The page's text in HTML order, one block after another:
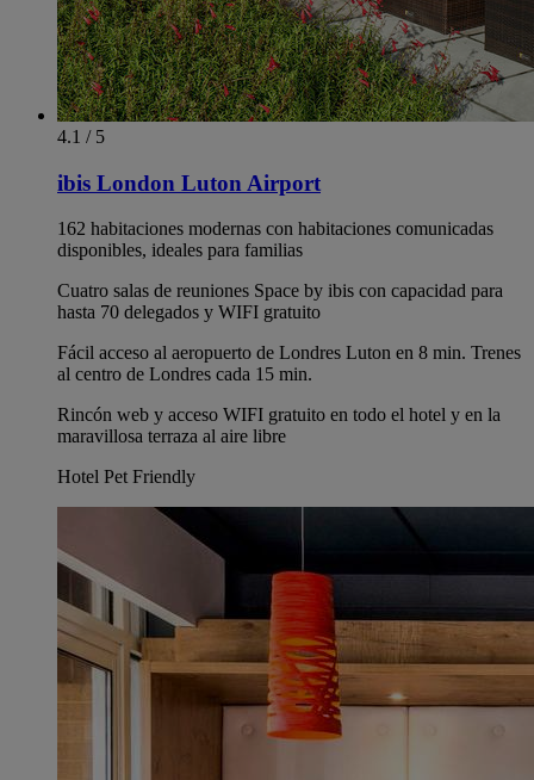
4.1 / 5
ibis London Luton Airport
162 habitaciones modernas con habitaciones comunicadas
disponibles, ideales para familias
Cuatro salas de reuniones Space by ibis con capacidad para
hasta 70 delegados y WIFI gratuito
Fácil acceso al aeropuerto de Londres Luton en 8 min. Trenes
al centro de Londres cada 15 min.
Rincón web y acceso WIFI gratuito en todo el hotel y en la
maravillosa terraza al aire libre
Hotel Pet Friendly